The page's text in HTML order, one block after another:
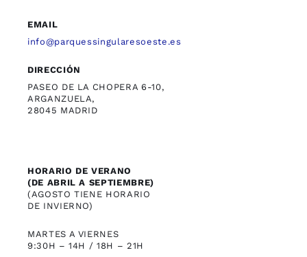
EMAIL
info@parquessingularesoeste.es
DIRECCIÓN
PASEO DE LA CHOPERA 6-10,
ARGANZUELA,
28045 MADRID
HORARIO DE VERANO
(DE ABRIL A SEPTIEMBRE)
(AGOSTO TIENE HORARIO
DE INVIERNO)
MARTES A VIERNES
9:30H – 14H / 18H – 21H